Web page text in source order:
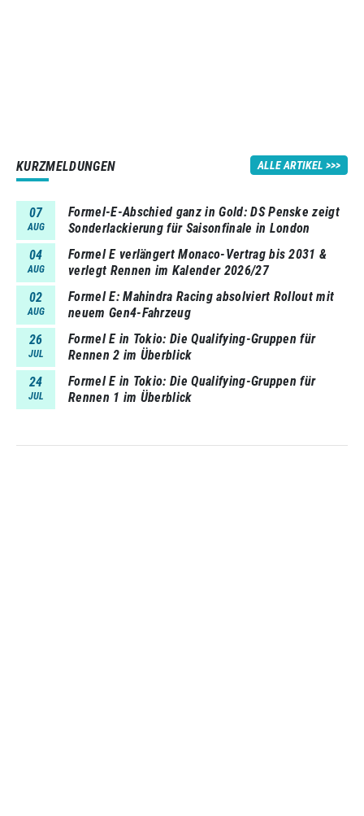
KURZMELDUNGEN ALLE ARTIKEL
07
AUG
Formel-E-Abschied ganz in Gold: DS Penske zeigt
Sonderlackierung für Saisonfinale in London
04
AUG
Formel E verlängert Monaco-Vertrag bis 2031 &
verlegt Rennen im Kalender 2026/27
02
AUG
Formel E: Mahindra Racing absolviert Rollout mit
neuem Gen4-Fahrzeug
26
JUL
Formel E in Tokio: Die Qualifying-Gruppen für
Rennen 2 im Überblick
24
JUL
Formel E in Tokio: Die Qualifying-Gruppen für
Rennen 1 im Überblick